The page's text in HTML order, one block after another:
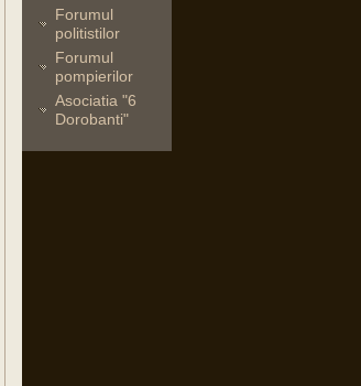
Forumul
politistilor
Forumul
pompierilor
Asociatia "6
Dorobanti"